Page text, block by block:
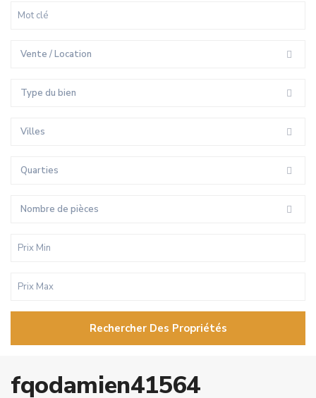
Vente / Location
Type du bien
Villes
Quarties
Nombre de pièces
Rechercher Des Propriétés
fqodamien41564